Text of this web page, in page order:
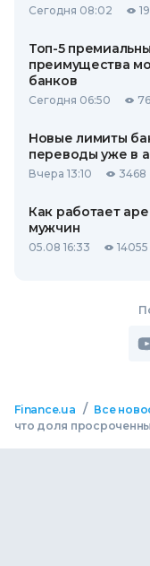
Сегодня 08:02
Топ-5
преимущества
банков
Сегодня 06:50
Новые лимиты
переводы уже в
Вчера 13:10 3468
Как работает
мужчин
05.08 16:33 14055
Finance.ua / Все
что доля